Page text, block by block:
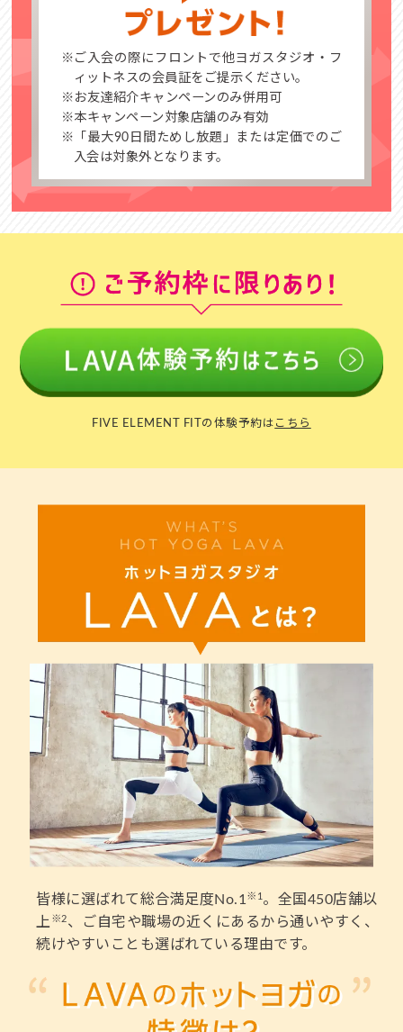
※ご入会の際にフロントで他ヨガスタジオ・フ
ィットネスの会員証をご提示ください。
※お友達紹介キャンペーンのみ併用可
※本キャンペーン対象店舗のみ有効
※「最大90日間ためし放題」または定価でのご
入会は対象外となります。
FIVE ELEMENT FITの体験予約は こちら
皆様に選ばれて総合満足度No.1※1。全国450店舗以
上 ※2、ご自宅や職場の近くにあるから通いやすく、
続けやすいことも選ばれている理由です。